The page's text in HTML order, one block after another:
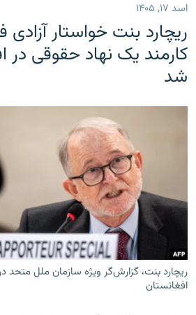
اسد ۱۷, ۱۴۰۵
ریچارد بنت خواستار
کارمند یک نهاد حقوقی در
شد
ریچارد بنت، گزارش‌گر ویژه سازمان ملل متحد
افغانستان